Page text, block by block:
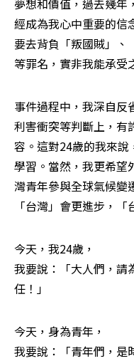
夢想和價值，過去幾年
經成為我心中重要的信
要去背負「叛國賊」、
等罪名，實非我能承受
事件過程中，我深自反
利害衝突等判斷上，有
容。這對24歲的我來
學習。當然，我更希望
灣青年參與全球氣候變
「台灣」會更進步，
今天，我24歲，
我要說：「大人們，請
任！」
今天，身為青年，
我要說：「青年們，是